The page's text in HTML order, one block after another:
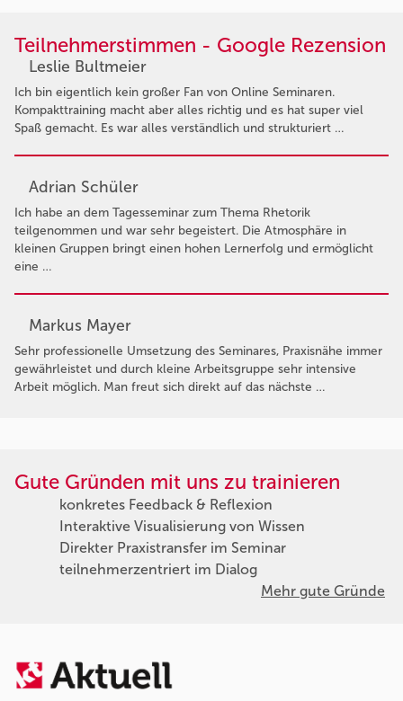
Teilnehmerstimmen - Google Rezension
Leslie Bultmeier
Ich bin eigentlich kein großer Fan von Online Seminaren.
Kompakttraining macht aber alles richtig und es hat super viel
Spaß gemacht. Es war alles verständlich und strukturiert …
Adrian Schüler
Ich habe an dem Tagesseminar zum Thema Rhetorik
teilgenommen und war sehr begeistert. Die Atmosphäre in
kleinen Gruppen bringt einen hohen Lernerfolg und ermöglicht
eine …
Markus Mayer
Sehr professionelle Umsetzung des Seminares, Praxisnähe immer
gewährleistet und durch kleine Arbeitsgruppe sehr intensive
Arbeit möglich. Man freut sich direkt auf das nächste …
Gute Gründen mit uns zu trainieren
konkretes Feedback & Reflexion
Interaktive Visualisierung von Wissen
Direkter Praxistransfer im Seminar
teilnehmerzentriert im Dialog
Mehr gute Gründe